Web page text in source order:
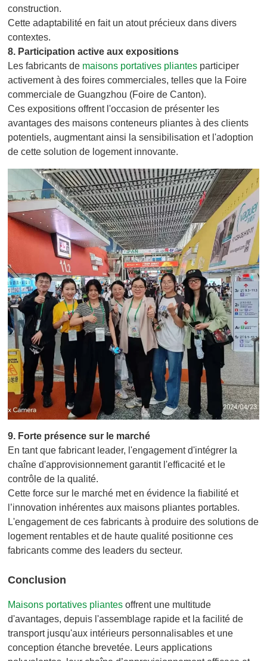
construction.
Cette adaptabilité en fait un atout précieux dans divers
contextes.
8. Participation active aux expositions
Les fabricants de maisons portatives pliantes participer
activement à des foires commerciales, telles que la Foire
commerciale de Guangzhou (Foire de Canton).
Ces expositions offrent l'occasion de présenter les
avantages des maisons conteneurs pliantes à des clients
potentiels, augmentant ainsi la sensibilisation et l'adoption
de cette solution de logement innovante.
9. Forte présence sur le marché
En tant que fabricant leader, l'engagement d'intégrer la
chaîne d'approvisionnement garantit l'efficacité et le
contrôle de la qualité.
Cette force sur le marché met en évidence la fiabilité et
l’innovation inhérentes aux maisons pliantes portables.
L'engagement de ces fabricants à produire des solutions de
logement rentables et de haute qualité positionne ces
fabricants comme des leaders du secteur.
Conclusion
Maisons portatives pliantes offrent une multitude
d'avantages, depuis l'assemblage rapide et la facilité de
transport jusqu'aux intérieurs personnalisables et une
conception étanche brevetée. Leurs applications